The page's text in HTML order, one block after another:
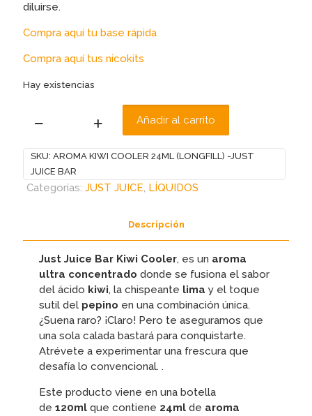
diluirse.
Compra aquí tu base rápida
Compra aquí tus nicokits
Hay existencias
AROMA
COOLER
24ML
(LONGFILL)
cantidad
Añadir al carrito
SKU: AROMA KIWI COOLER 24ML (LONGFILL) -JUST
JUICE BAR
Categorías: JUST JUICE, LÍQUIDOS
Descripción
Just Juice Bar Kiwi Cooler, es un aroma
ultra concentrado donde se fusiona el sabor
del ácido kiwi, la chispeante limay el toque
sutil del pepino en una combinación única.
¿Suena raro? ¡Claro! Pero te aseguramos que
una sola calada bastará para conquistarte.
Atrévete a experimentar una frescura que
desafía lo convencional. .
Este producto viene en una botella
de120ml que contiene 24ml de aroma